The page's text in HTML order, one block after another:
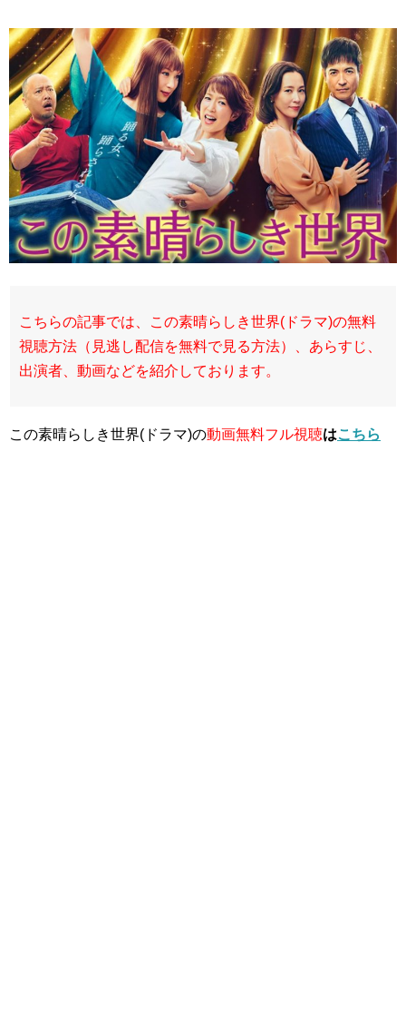
こちらの記事では、この素晴らしき世界(ドラマ)の無料
視聴方法（見逃し配信を無料で見る方法）、あらすじ、
出演者、動画などを紹介しております。
この素晴らしき世界(ドラマ)の動画無料フル視聴はこちら